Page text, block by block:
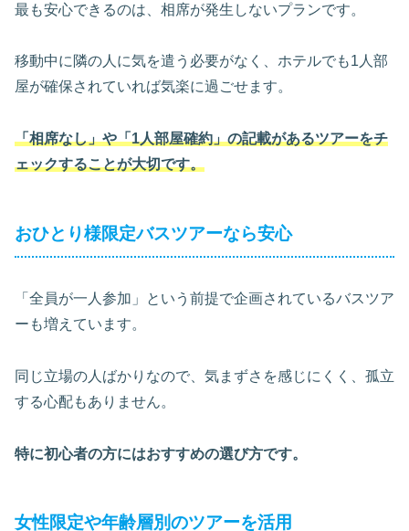
最も安心できるのは、相席が発生しないプランです。
移動中に隣の人に気を遣う必要がなく、ホテルでも1人部
屋が確保されていれば気楽に過ごせます。
「相席なし」や「1人部屋確約」の記載があるツアーをチ
ェックすることが大切です。
おひとり様限定バスツアーなら安心
「全員が一人参加」という前提で企画されているバスツア
ーも増えています。
同じ立場の人ばかりなので、気まずさを感じにくく、孤立
する心配もありません。
特に初心者の方にはおすすめの選び方です。
女性限定や年齢層別のツアーを活用